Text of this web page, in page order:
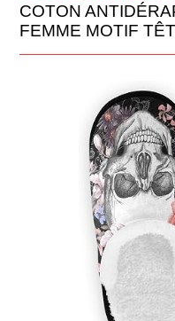
COTON
FEMME MOTIF